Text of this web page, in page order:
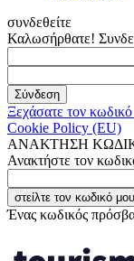
συνδεθείτε
Καλωσήρθατε!
Ξεχάσατε τον
Cookie Policy (EU)
ΑΝΑΚΤΗΣΗ
Ανακτήστε τον
Ένας κωδικός